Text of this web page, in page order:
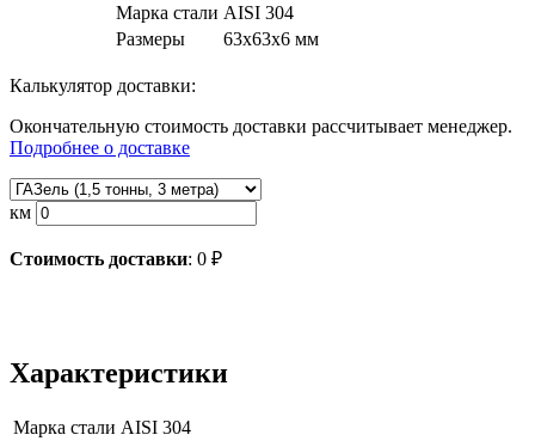
Марка стали AISI 304
Размеры
63х63х6 мм
Калькулятор доставки:
Окончательную стоимость доставки рассчитывает менеджер.
Подробнее о доставке
км
Стоимость доставки: 0 ₽
Характеристики
Марка стали AISI 304